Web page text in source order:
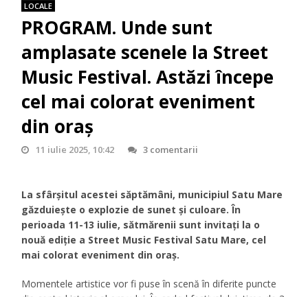
LOCALE
PROGRAM. Unde sunt
amplasate scenele la Street
Music Festival. Astăzi începe
cel mai colorat eveniment
din oraș
11 iulie 2025, 10:42 3 comentarii
La sfârșitul acestei săptămâni, municipiul Satu Mare
găzduiește o explozie de sunet și culoare. În
perioada 11-13 iulie, sătmărenii sunt invitați la o
nouă ediție a Street Music Festival Satu Mare, cel
mai colorat eveniment din oraș.
Momentele artistice vor fi puse în scenă în diferite puncte